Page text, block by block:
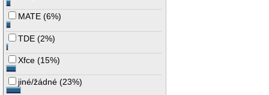
MATE (6%)
TDE (2%)
Xfce (15%)
jiné/žádné (23%)